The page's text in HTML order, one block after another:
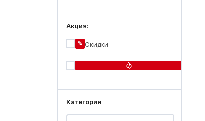
Акция:
% Скидки
Категория: